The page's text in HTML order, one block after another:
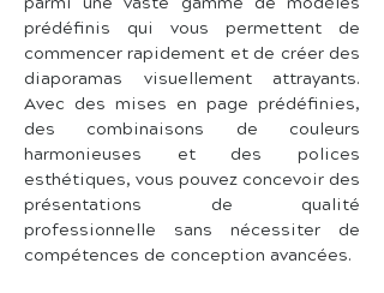
prédéfinis qui vous permettent de
commencer rapidement et de créer des
diaporamas visuellement attrayants.
Avec des mises en page prédéfinies,
des combinaisons de couleurs
harmonieuses et des polices
esthétiques, vous pouvez concevoir des
présentations de qualité
professionnelle sans nécessiter de
compétences de conception avancées.